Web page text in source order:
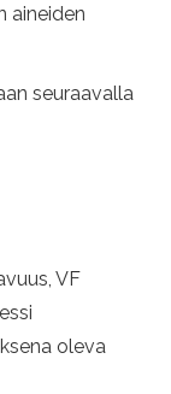
aineiden
seuraavalla
VF
oleva